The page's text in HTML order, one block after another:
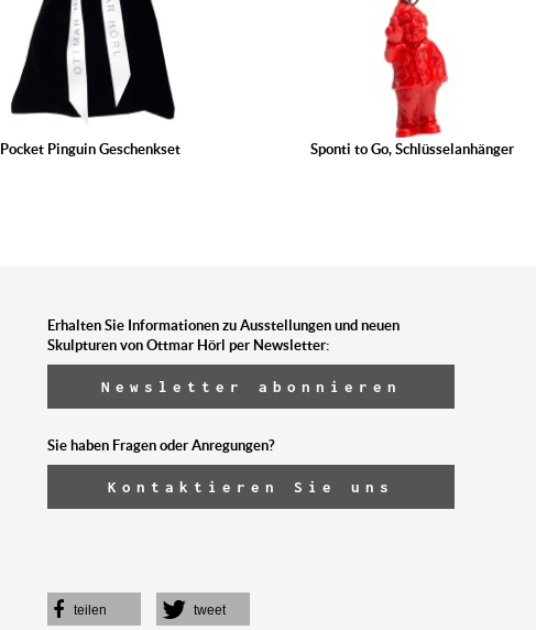
Pocket Pinguin Geschenkset Sponti to Go, Schlüsselanhänger
Erhalten Sie Informationen zu Ausstellungen und neuen
Skulpturen von Ottmar Hörl per Newsletter:
Newsletter abonnieren
Sie haben Fragen oder Anregungen?
Kontaktieren Sie uns
teilen tweet